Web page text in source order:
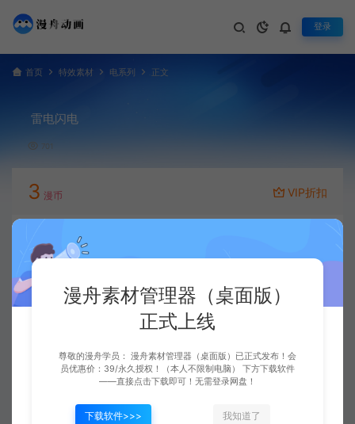
登录
首页 特效素材 电系列 正文
雷电闪电
701
3 漫币 VIP折扣
立即下载
漫舟素材管理器（桌面版）
正式上线
尊敬的漫舟学员： 漫舟素材管理器（桌面版）已正式发布！会
员优惠价：39/永久授权！（本人不限制电脑） 下方下载软件
——直接点击下载即可！无需登录网盘！
下载软件>>> 我知道了